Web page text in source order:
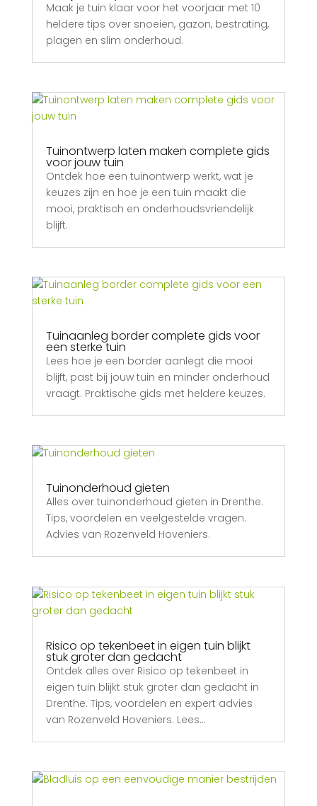
Maak je tuin klaar voor het voorjaar met 10
heldere tips over snoeien, gazon, bestrating,
plagen en slim onderhoud.
Tuinontwerp laten maken complete gids
voor jouw tuin
Ontdek hoe een tuinontwerp werkt, wat je
keuzes zijn en hoe je een tuin maakt die
mooi, praktisch en onderhoudsvriendelijk
blijft.
Tuinaanleg border complete gids voor
een sterke tuin
Lees hoe je een border aanlegt die mooi
blijft, past bij jouw tuin en minder onderhoud
vraagt. Praktische gids met heldere keuzes.
Tuinonderhoud gieten
Alles over tuinonderhoud gieten in Drenthe.
Tips, voordelen en veelgestelde vragen.
Advies van Rozenveld Hoveniers.
Risico op tekenbeet in eigen tuin blijkt
stuk groter dan gedacht
Ontdek alles over Risico op tekenbeet in
eigen tuin blijkt stuk groter dan gedacht in
Drenthe. Tips, voordelen en expert advies
van Rozenveld Hoveniers. Lees…